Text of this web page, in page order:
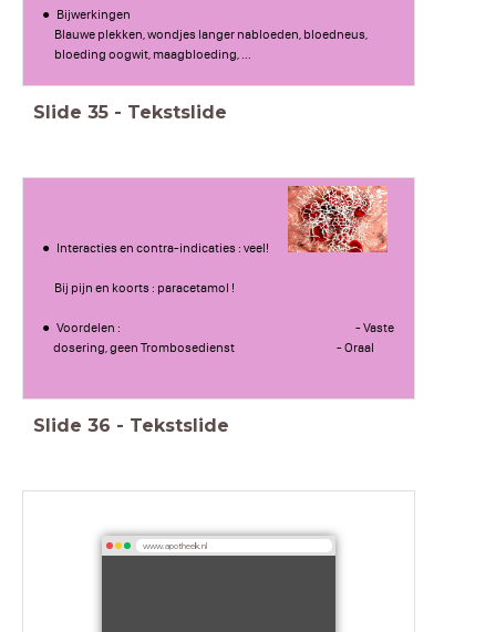
Bijwerkingen
Blauwe plekken, wondjes langer nabloeden, bloedneus,
bloeding oogwit, maagbloeding, ...
Slide 35 - Tekstslide
Interacties en contra-indicaties : veel!
Bij pijn en koorts : paracetamol !
Voordelen : - Vaste
dosering, geen Trombosedienst - Oraal
Slide 36 - Tekstslide
www.apotheek.nl